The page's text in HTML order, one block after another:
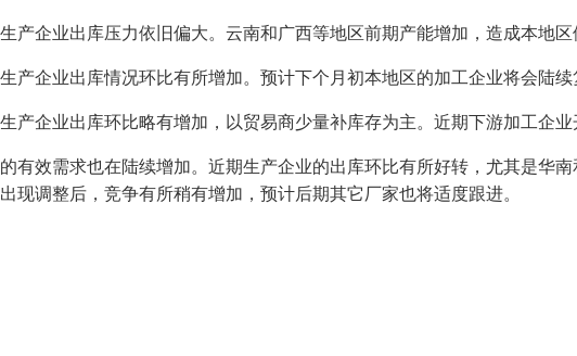
企业出库压力依旧偏大。云南和广西等地区前期产能增加，造成本地区
企业出库情况环比有所增加。预计下个月初本地区的加工企业将会陆续
企业出库环比略有增加，以贸易商少量补库存为主。近期下游加工企业
效需求也在陆续增加。近期生产企业的出库环比有所好转，尤其是华
调整后，竞争有所稍有增加，预计后期其它厂家也将适度跟进。